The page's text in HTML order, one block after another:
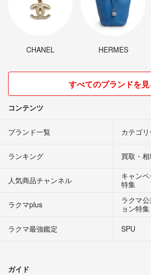
CHANEL HERMES
すべてのブランドを
コンテンツ
ブランド一覧 カテゴ
ランキング 買取・
人気商品チャンネル
キャン
特集
ラクマplus
ラクマ
ョン特集
ラクマ最強鑑定
SPU
ガイド